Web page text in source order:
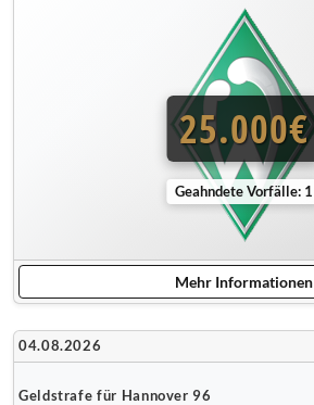
25.000€
Geahndete Vorfälle: 1
Mehr Informationen
04.08.2026
Geldstrafe für Hannover 96